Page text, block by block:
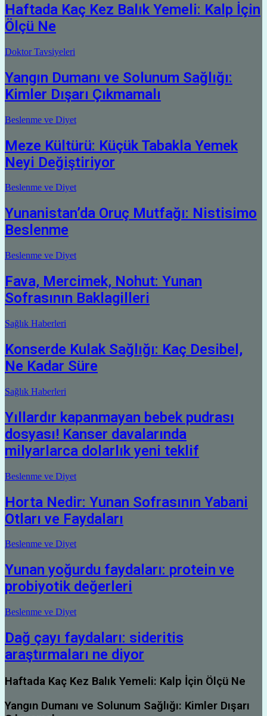
Haftada Kaç Kez Balık Yemeli: Kalp İçin
Ölçü Ne
Doktor Tavsiyeleri
Yangın Dumanı ve Solunum Sağlığı:
Kimler Dışarı Çıkmamalı
Beslenme ve Diyet
Meze Kültürü: Küçük Tabakla Yemek
Neyi Değiştiriyor
Beslenme ve Diyet
Yunanistan’da Oruç Mutfağı: Nistisimo
Beslenme
Beslenme ve Diyet
Fava, Mercimek, Nohut: Yunan
Sofrasının Baklagilleri
Sağlık Haberleri
Konserde Kulak Sağlığı: Kaç Desibel,
Ne Kadar Süre
Sağlık Haberleri
Yıllardır kapanmayan bebek pudrası
dosyası! Kanser davalarında
milyarlarca dolarlık yeni teklif
Beslenme ve Diyet
Horta Nedir: Yunan Sofrasının Yabani
Otları ve Faydaları
Beslenme ve Diyet
Yunan yoğurdu faydaları: protein ve
probiyotik değerleri
Beslenme ve Diyet
Dağ çayı faydaları: sideritis
araştırmaları ne diyor
Haftada Kaç Kez Balık Yemeli: Kalp İçin Ölçü Ne
Yangın Dumanı ve Solunum Sağlığı: Kimler Dışarı